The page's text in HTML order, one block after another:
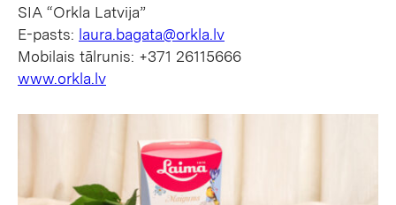
SIA “Orkla Latvija”
E-pasts: laura.bagata@orkla.lv
Mobilais tālrunis: +371 26115666
www.orkla.lv